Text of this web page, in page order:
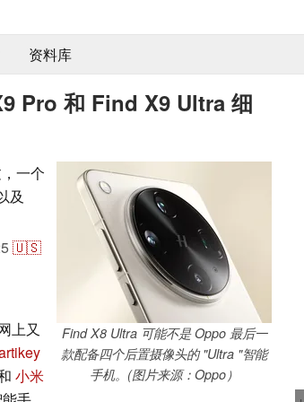
资料库
Pro 和 Find X9 Ultra 细
Find X8 Ultra 可能不是 Oppo 最后一
款配备四个后置摄像头的 "Ultra "智能
手机。(图片来源：Oppo）
一个
及
🇺🇸
上又
小米